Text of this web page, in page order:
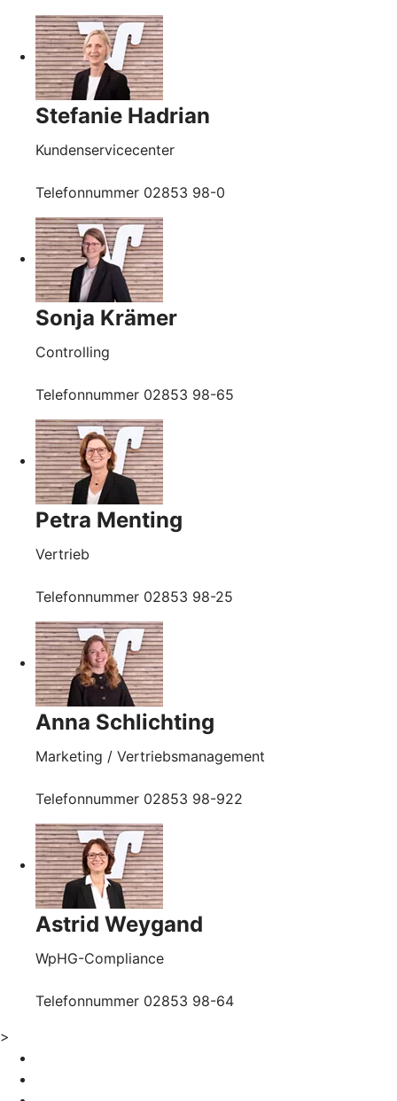
Stefanie Hadrian
Kundenservicecenter
Telefonnummer 02853 98-0
Sonja Krämer
Controlling
Telefonnummer 02853 98-65
Petra Menting
Vertrieb
Telefonnummer 02853 98-25
Anna Schlichting
Marketing / Vertriebsmanagement
Telefonnummer 02853 98-922
Astrid Weygand
WpHG-Compliance
Telefonnummer 02853 98-64
>